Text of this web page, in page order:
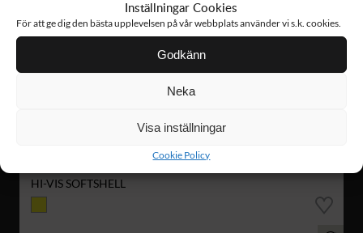
Inställningar Cookies
För att ge dig den bästa upplevelsen på vår webbplats använder vi s.k. cookies.
Godkänn
Neka
Visa inställningar
Cookie Policy
HI-VIS SOFTSHELL